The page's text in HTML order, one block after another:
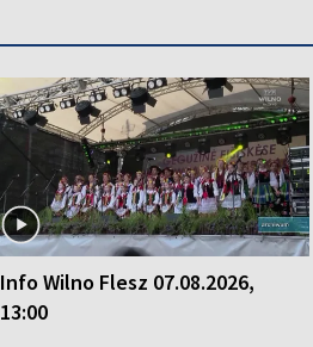
Info Wilno Flesz 07.08.2026,
13:00